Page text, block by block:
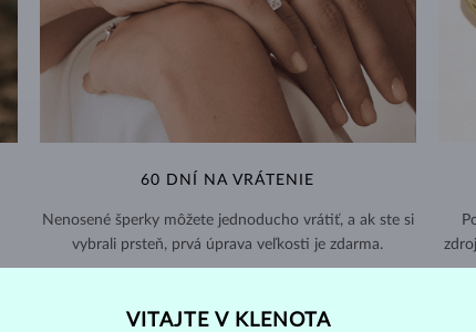
60 DNÍ NA VRÁTENIE
Nenosené šperky môžete jednoducho vrátiť, a ak ste si
vybrali prsteň, prvá úprava veľkosti je zdarma.
VITAJTE V KLENOTA